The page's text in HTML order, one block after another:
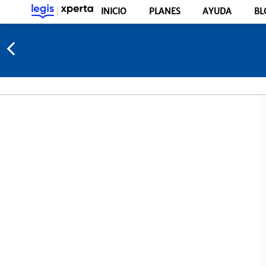
INICIO PLANES AYUDA